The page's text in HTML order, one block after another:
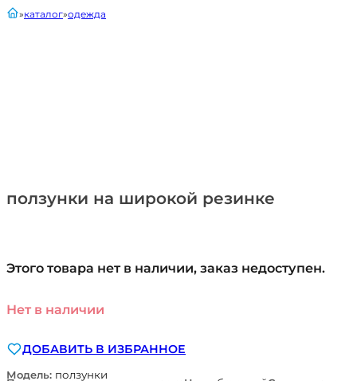
ползунки на широкой резинке
главнаякаталог одежда
Этого товара нет в наличии, заказ недоступен.
Нет в наличии
ДОБАВИТЬ В ИЗБРАННОЕ
Модель: ползунки